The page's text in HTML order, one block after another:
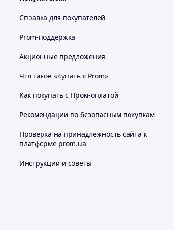
Справка для покупателей
Prom-поддержка
Акционные предложения
Что такое «Купить с Prom»
Как покупать с Пром-оплатой
Рекомендации по безопасным покупкам
Проверка на принадлежность сайта к
платформе prom.ua
Инструкции и советы